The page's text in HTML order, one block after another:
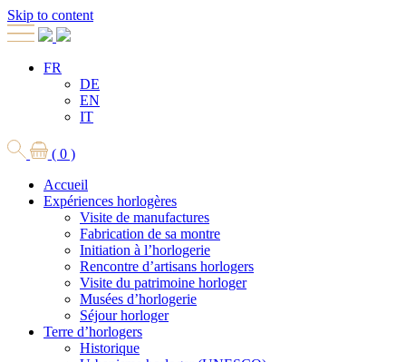
Skip to content
FR
DE
EN
IT
( 0 )
Accueil
Expériences horlogères
Visite de manufactures
Fabrication de sa montre
Initiation à l’horlogerie
Rencontre d’artisans horlogers
Visite du patrimoine horloger
Musées d’horlogerie
Séjour horloger
Terre d’horlogers
Historique